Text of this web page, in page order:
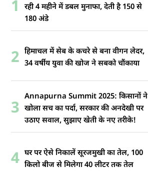
1
रही 4 महीने में डबल मुनाफा, देती है 150 से
180 अंडे
2 हिमाचल में सेब के कचरे से बना वीगन लेदर,
34 वर्षीय युवा की खोज ने सबको चौंकाया
3
Annapurna Summit 2025: किसानों ने
खोला सच का पर्दा, सरकार की अनदेखी पर
उठाए सवाल, सुझाए खेती के नए तरीके!
4 घर पर ऐसे निकालें सूरजमुखी का तेल, 100
किलो बीज से मिलेगा 40 लीटर तक तेल